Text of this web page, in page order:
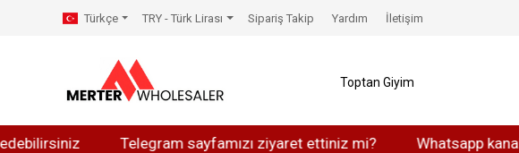
Telegram sayfamızı ziyaret ettiniz mi? Whatsapp kanalımıza
Türkçe TRY - Türk Lirası Sipariş Takip Yardım İletişim
Toptan Giyim